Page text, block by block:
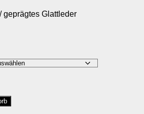
geprägtes Glattleder